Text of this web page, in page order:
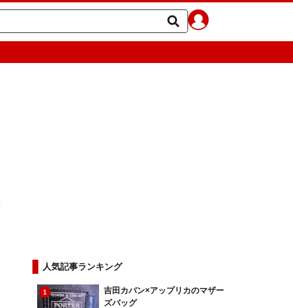
人気記事ランキング
1
吉田カバン×アップリカのマザー
ズバッグ